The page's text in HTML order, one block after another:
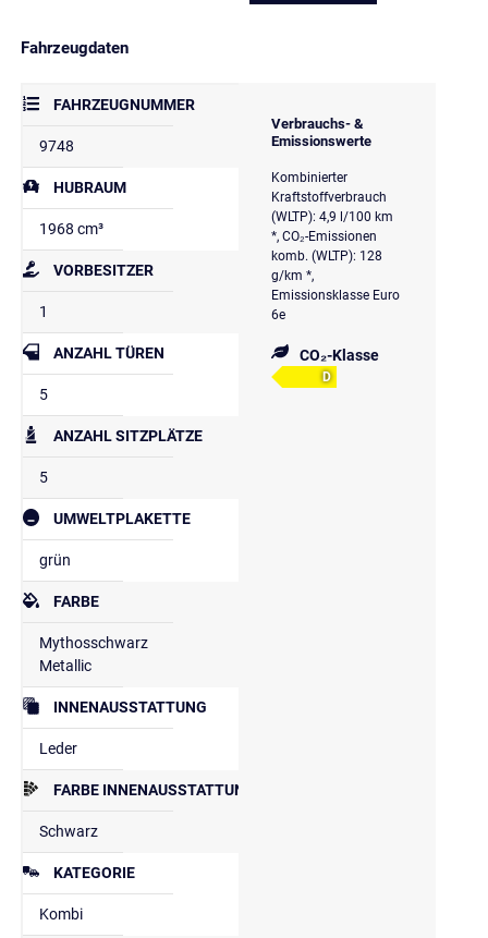
Fahrzeugdaten
FAHRZEUGNUMMER
9748
HUBRAUM
1968 cm³
VORBESITZER
1
ANZAHL TÜREN
5
ANZAHL SITZPLÄTZE
5
UMWELTPLAKETTE
grün
FARBE
Mythosschwarz
Metallic
INNENAUSSTATTUNG
Leder
FARBE INNENAUSSTATTUNG
Schwarz
KATEGORIE
Kombi
Verbrauchs- &
Emissionswerte
Kombinierter
Kraftstoffverbrauch
(WLTP): 4,9 l/100 km
*, CO₂-Emissionen
komb. (WLTP): 128
g/km *,
Emissionsklasse Euro
6e
CO₂-Klasse
D